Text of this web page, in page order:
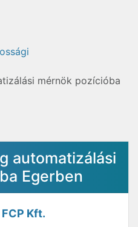
mérnök pozícióba
automatizálási
Egerben
Kft.